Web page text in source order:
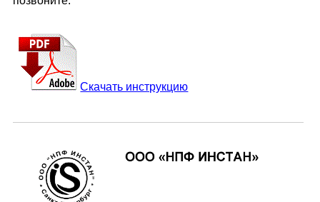
Скачать инструкцию